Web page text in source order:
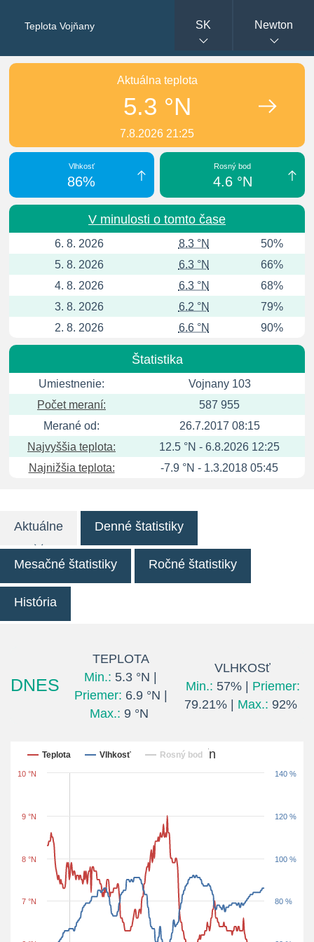
Teplota Vojňany SK Newton
Aktuálna teplota
5.3 °N
7.8.2026 21:25
Vlhkosť
86%
Rosný bod
4.6 °N
V minulosti o tomto čase
6. 8. 2026 8.3 °N
50%
5. 8. 2026
6.3 °N
66%
4. 8. 2026
6.3 °N
68%
3. 8. 2026
6.2 °N
79%
2. 8. 2026
6.6 °N 90%
Štatistika
Umiestnenie:
Vojnany 103
Počet meraní:
587 955
Merané od:
26.7.2017 08:15
Najvyššia teplota:
12.5 °N - 6.8.2026 12:25
Najnižšia teplota:
-7.9 °N - 1.3.2018 05:45
Aktuálne Denné štatistiky
Mesačné štatistiky Ročné štatistiky
História
DNES
TEPLOTA
Min.: 5.3 °N |
Priemer: 6.9 °N |
Max.: 9 °N
VLHKOSť
Min.: 57% | Priemer:
79.21% | Max.: 92%
Posledných 24 hodín
Teplota Vlhkosť Rosný bod
7 °N
8 °N
9 °N
10 °N
80 %
100 %
120 %
140 %